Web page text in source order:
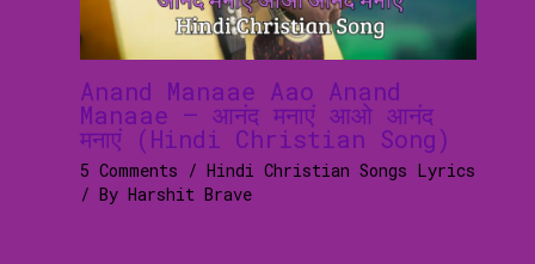
Anand Manaae Aao Anand
Manaae – आनंद मनाएं आओ आनंद
मनाएं (Hindi Christian Song)
5 Comments / Hindi Christian Songs Lyrics
/ By Harshit Brave